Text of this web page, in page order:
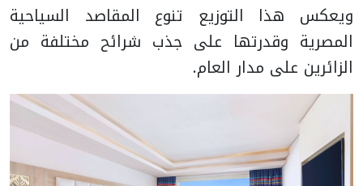
ويعكس هذا التوزيع تنوع المقاصد السياحية
المصرية وقدرتها على جذب شرائح مختلفة من
الزائرين على مدار العام.